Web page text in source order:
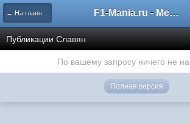
← На главную F1-Mania.ru - Международный чемпионат по симрейсингу
Публикации Славян
По вашему запросу ничего не
Полная версия